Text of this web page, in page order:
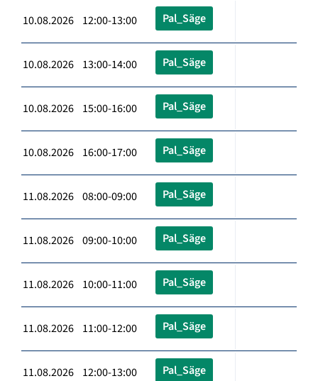
10.08.2026 12:00-13:00 Pal_Säge
10.08.2026 13:00-14:00 Pal_Säge
10.08.2026 15:00-16:00 Pal_Säge
10.08.2026 16:00-17:00 Pal_Säge
11.08.2026 08:00-09:00 Pal_Säge
11.08.2026 09:00-10:00 Pal_Säge
11.08.2026 10:00-11:00 Pal_Säge
11.08.2026 11:00-12:00 Pal_Säge
11.08.2026 12:00-13:00 Pal_Säge